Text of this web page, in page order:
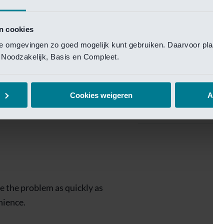
cookies
omgevingen zo goed mogelijk kunt gebruiken. Daarvoor
Basis en Compleet.
Cookies weigeren
Van Lanschot
te krijgen.
is
the problem as quickly as